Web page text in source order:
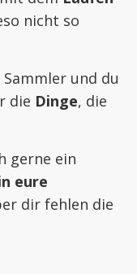
nicht so
und du
die Dinge, die
gerne ein
eure
dir fehlen die